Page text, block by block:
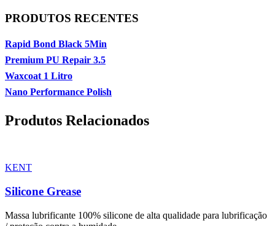
PRODUTOS RECENTES
Rapid Bond Black 5Min
Premium PU Repair 3.5
Waxcoat 1 Litro
Nano Performance Polish
Produtos Relacionados
KENT
Silicone Grease
Massa lubrificante 100% silicone de alta qualidade para lubrificação